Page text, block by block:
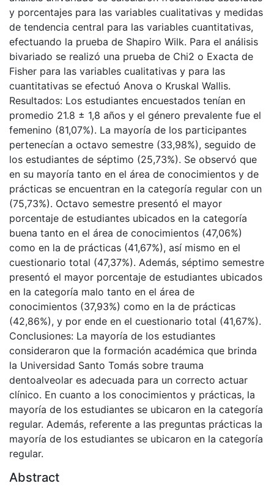
y porcentajes para las variables cualitativas y medidas
de tendencia central para las variables cuantitativas,
efectuando la prueba de Shapiro Wilk. Para el análisis
bivariado se realizó una prueba de Chi2 o Exacta de
Fisher para las variables cualitativas y para las
cuantitativas se efectuó Anova o Kruskal Wallis.
Resultados: Los estudiantes encuestados tenían en
promedio 21.8 ± 1,8 años y el género prevalente fue el
femenino (81,07%). La mayoría de los participantes
pertenecían a octavo semestre (33,98%), seguido de
los estudiantes de séptimo (25,73%). Se observó que
en su mayoría tanto en el área de conocimientos y de
prácticas se encuentran en la categoría regular con un
(75,73%). Octavo semestre presentó el mayor
porcentaje de estudiantes ubicados en la categoría
buena tanto en el área de conocimientos (47,06%)
como en la de prácticas (41,67%), así mismo en el
cuestionario total (47,37%). Además, séptimo semestre
presentó el mayor porcentaje de estudiantes ubicados
en la categoría malo tanto en el área de
conocimientos (37,93%) como en la de prácticas
(42,86%), y por ende en el cuestionario total (41,67%).
Conclusiones: La mayoría de los estudiantes
consideraron que la formación académica que brinda
la Universidad Santo Tomás sobre trauma
dentoalveolar es adecuada para un correcto actuar
clínico. En cuanto a los conocimientos y prácticas, la
mayoría de los estudiantes se ubicaron en la categoría
regular. Además, referente a las preguntas prácticas la
mayoría de los estudiantes se ubicaron en la categoría
regular.
Abstract